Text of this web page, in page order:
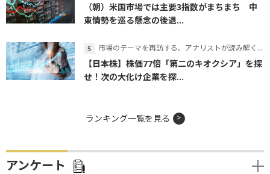
（朝）米国市場では主要3指数がまちまち 中
東情勢を巡る懸念の後退...
市場のテーマを再訪する。アナリストが読み解くテーマの本質
【日本株】株価77倍「第二のキオクシア」を探
せ！次の大化け企業を探...
ランキング一覧を見る
アンケート